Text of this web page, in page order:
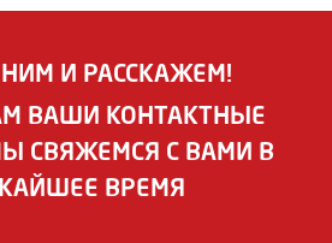
И РАССКАЖЕМ!
ВАШИ КОНТАКТНЫЕ
СВЯЖЕМСЯ С ВАМИ В
ВРЕМЯ